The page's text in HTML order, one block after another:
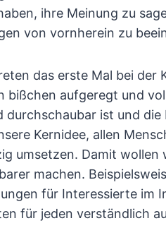
ihre Meinung zu
von vornherein zu
das erste Mal bei der
bißchen aufgeregt und
durchschaubar ist und
Kernidee, allen
umsetzen. Damit
machen.
für Interessierte im
für jeden verständlich